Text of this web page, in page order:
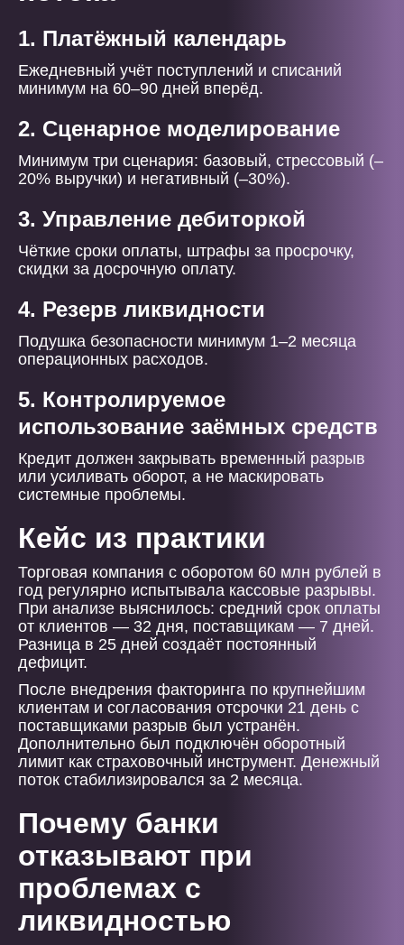
1. Платёжный календарь
Ежедневный учёт поступлений и списаний
минимум на 60–90 дней вперёд.
2. Сценарное моделирование
Минимум три сценария: базовый, стрессовый (–
20% выручки) и негативный (–30%).
3. Управление дебиторкой
Чёткие сроки оплаты, штрафы за просрочку,
скидки за досрочную оплату.
4. Резерв ликвидности
Подушка безопасности минимум 1–2 месяца
операционных расходов.
5. Контролируемое
использование заёмных средств
Кредит должен закрывать временный разрыв
или усиливать оборот, а не маскировать
системные проблемы.
Кейс из практики
Торговая компания с оборотом 60 млн рублей в
год регулярно испытывала кассовые разрывы.
При анализе выяснилось: средний срок оплаты
от клиентов — 32 дня, поставщикам — 7 дней.
Разница в 25 дней создаёт постоянный
дефицит.
После внедрения факторинга по крупнейшим
клиентам и согласования отсрочки 21 день с
поставщиками разрыв был устранён.
Дополнительно был подключён оборотный
лимит как страховочный инструмент. Денежный
поток стабилизировался за 2 месяца.
Почему банки
отказывают при
проблемах с
ликвидностью